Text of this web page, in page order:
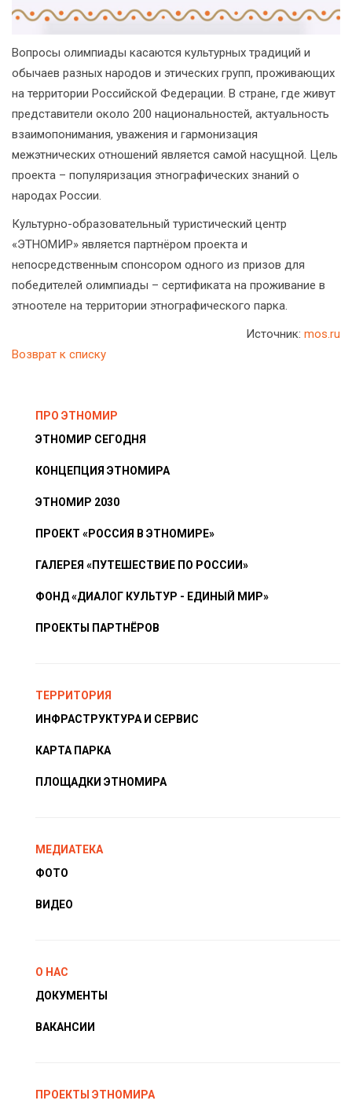
Вопросы олимпиады касаются культурных традиций и
обычаев разных народов и этических групп, проживающих
на территории Российской Федерации. В стране, где живут
представители около 200 национальностей, актуальность
взаимопонимания, уважения и гармонизация
межэтнических отношений является самой насущной. Цель
проекта – популяризация этнографических знаний о
народах России.
Культурно-образовательный туристический центр
«ЭТНОМИР» является партнёром проекта и
непосредственным спонсором одного из призов для
победителей олимпиады – сертификата на проживание в
этноотеле на территории этнографического парка.
Источник: mos.ru
Возврат к списку
ПРО ЭТНОМИР
ЭТНОМИР СЕГОДНЯ
КОНЦЕПЦИЯ ЭТНОМИРА
ЭТНОМИР 2030
ПРОЕКТ «РОССИЯ В ЭТНОМИРЕ»
ГАЛЕРЕЯ «ПУТЕШЕСТВИЕ ПО РОССИИ»
ФОНД «ДИАЛОГ КУЛЬТУР - ЕДИНЫЙ МИР»
ПРОЕКТЫ ПАРТНЁРОВ
ТЕРРИТОРИЯ
ИНФРАСТРУКТУРА И СЕРВИС
КАРТА ПАРКА
ПЛОЩАДКИ ЭТНОМИРА
МЕДИАТЕКА
ФОТО
ВИДЕО
О НАС
ДОКУМЕНТЫ
ВАКАНСИИ
ПРОЕКТЫ ЭТНОМИРА